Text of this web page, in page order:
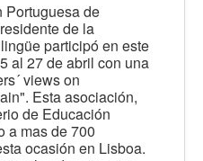
Portuguesa de
de la
participó en este
al 27 de abril con una
views on
Esta asociación,
de Educación
a mas de 700
ocasión en Lisboa.